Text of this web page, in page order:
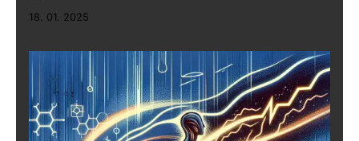
18. 01. 2025